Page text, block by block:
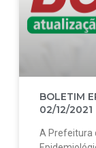
BOLETIM
02/12/2021
A Prefeitura